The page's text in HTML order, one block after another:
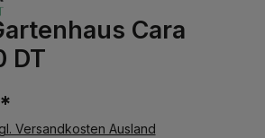
Cara
DT
Versandkosten Ausland